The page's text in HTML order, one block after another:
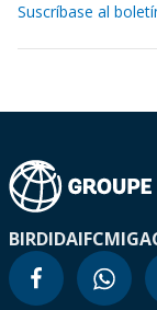
Suscríbase al
BIRDIDAIFCMIGA